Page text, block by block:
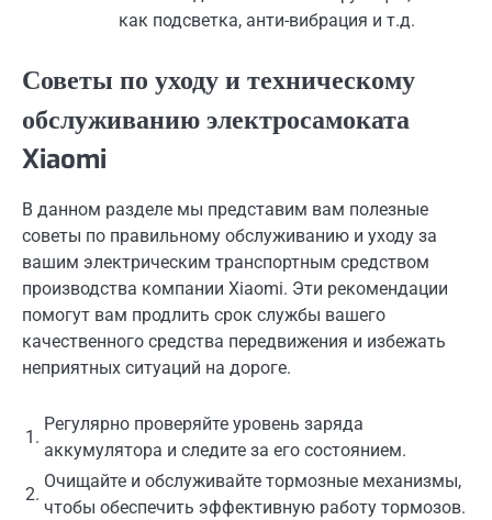
как подсветка, анти-вибрация и т.д.
Советы по уходу и техническому
обслуживанию электросамоката
Xiaomi
В данном разделе мы представим вам полезные
советы по правильному обслуживанию и уходу за
вашим электрическим транспортным средством
производства компании Xiaomi. Эти рекомендации
помогут вам продлить срок службы вашего
качественного средства передвижения и избежать
неприятных ситуаций на дороге.
1.
Регулярно проверяйте уровень заряда
аккумулятора и следите за его состоянием.
2.
Очищайте и обслуживайте тормозные механизмы,
чтобы обеспечить эффективную работу тормозов.